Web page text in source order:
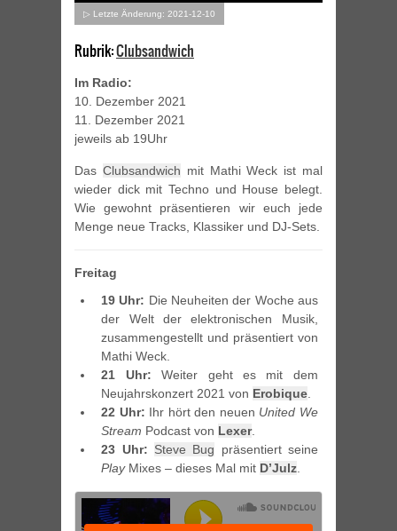
▷ Letzte Änderung: 2021-12-10
Rubrik:Clubsandwich
Im Radio:
10. Dezember 2021
11. Dezember 2021
jeweils ab 19Uhr
Das Clubsandwich mit Mathi Weck ist mal
wieder dick mit Techno und House belegt.
Wie gewohnt präsentieren wir euch jede
Menge neue Tracks, Klassiker und DJ-Sets.
Freitag
19 Uhr: Die Neuheiten der Woche aus
der Welt der elektronischen Musik,
zusammengestellt und präsentiert von
Mathi Weck.
21 Uhr: Weiter geht es mit dem
Neujahrskonzert 2021 von Erobique.
22 Uhr: Ihr hört den neuen United We
Stream Podcast von Lexer.
23 Uhr: Steve Bug präsentiert seine
PlayMixes – dieses Mal mit D’Julz.